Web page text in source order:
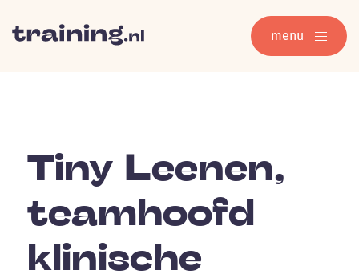
menu
Tiny Leenen,
teamhoofd
klinische